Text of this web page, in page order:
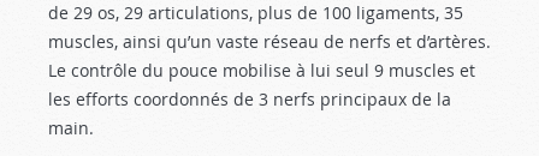
de 29 os, 29 articulations, plus de 100 ligaments, 35
muscles, ainsi qu’un vaste réseau de nerfs et d’artères.
Le contrôle du pouce mobilise à lui seul 9 muscles et
les efforts coordonnés de 3 nerfs principaux de la
main.